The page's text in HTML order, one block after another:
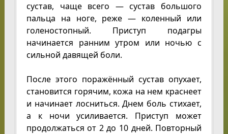
сустав, чаще всего — сустав большого
пальца на ноге, реже — коленный или
голеностопный. Приступ подагры
начинается ранним утром или ночью с
сильной давящей боли.
После этого поражённый сустав опухает,
становится горячим, кожа на нем краснеет
и начинает лосниться. Днем боль стихает,
а к ночи усиливается. Приступ может
продолжаться от 2 до 10 дней. Повторный